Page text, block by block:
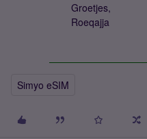
Groetjes,
Roeqajja
Simyo eSIM